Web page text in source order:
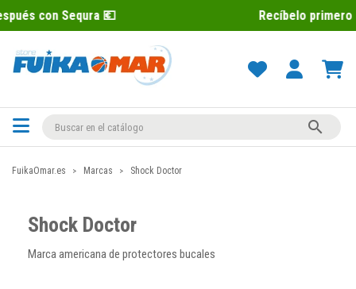
Recíbelo primero 📦 Paga después

FuikaOmar.es Marcas Shock Doctor
Shock Doctor
Marca americana de protectores bucales